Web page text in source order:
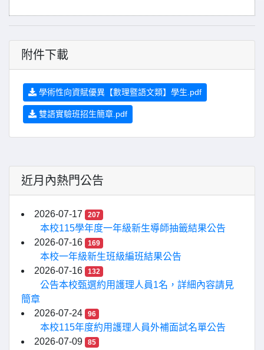
附件下載
學術性向資賦優異【數理暨語文類】學生.pdf
雙語實驗班招生簡章.pdf
近月內熱門公告
2026-07-17 207
本校115學年度一年級新生導師抽籤結果公告
2026-07-16
169
本校一年級新生班級編班結果公告
2026-07-16
132
公告本校甄選約用護理人員1名，詳細內容請見
簡章
2026-07-24
96
本校115年度約用護理人員外補面試名單公告
2026-07-09
85